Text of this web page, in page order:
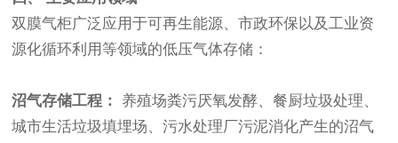
双膜气柜广泛应用于可再生能源、市政环保以及工业资
源化循环利用等领域的低压气体存储：
沼气存储工程：
养殖场粪污厌氧发酵、餐厨垃圾处理、
城市生活垃圾填埋场、污水处理厂污泥消化产生的沼气